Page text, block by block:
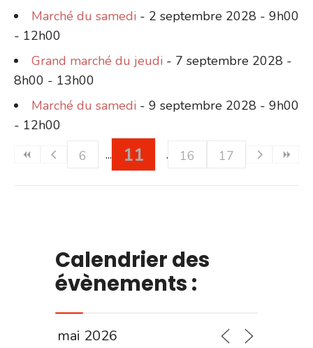
Marché du samedi - 2 septembre 2028 - 9h00
- 12h00
Grand marché du jeudi - 7 septembre 2028 -
8h00 - 13h00
Marché du samedi - 9 septembre 2028 - 9h00
- 12h00
6
11 16 17
Calendrier des
évènements :